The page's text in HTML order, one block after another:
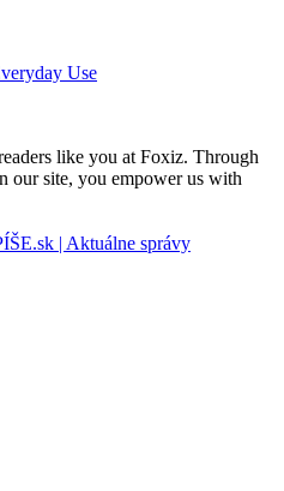
Use
like you at Foxiz. Through
our site, you empower us with